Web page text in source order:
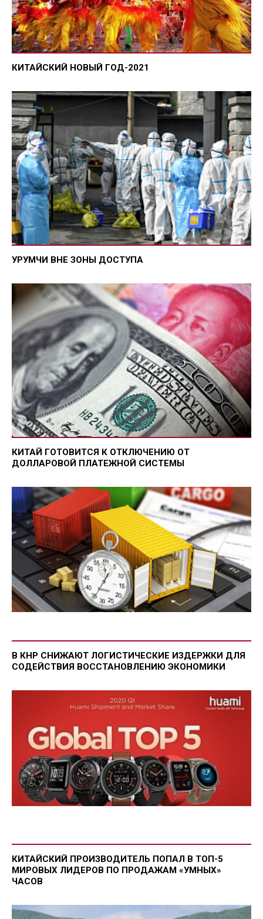
КИТАЙСКИЙ НОВЫЙ ГОД-2021
УРУМЧИ ВНЕ ЗОНЫ ДОСТУПА
КИТАЙ ГОТОВИТСЯ К ОТКЛЮЧЕНИЮ ОТ
ДОЛЛАРОВОЙ ПЛАТЕЖНОЙ СИСТЕМЫ
В КНР СНИЖАЮТ ЛОГИСТИЧЕСКИЕ ИЗДЕРЖКИ ДЛЯ
СОДЕЙСТВИЯ ВОССТАНОВЛЕНИЮ ЭКОНОМИКИ
КИТАЙСКИЙ ПРОИЗВОДИТЕЛЬ ПОПАЛ В ТОП-5
МИРОВЫХ ЛИДЕРОВ ПО ПРОДАЖАМ «УМНЫХ»
ЧАСОВ